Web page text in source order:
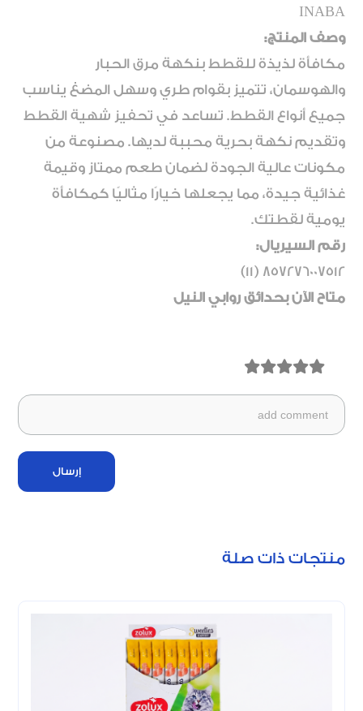
INABA
وصف المنتج:
مكافأة لذيذة للقطط بنكهة مرق الحبار
والهوسمان، تتميز بقوام طري وسهل المضغ يناسب
جميع أنواع القطط. تساعد في تحفيز شهية القطط
وتقديم نكهة بحرية محببة لديها. مصنوعة من
مكونات عالية الجودة لضمان طعم ممتاز وقيمة
غذائية جيدة، مما يجعلها خيارًا مثاليًا كمكافأة
يومية لقطتك.
رقم السيريال:
857276007512 (11)
متاح الآن بحدائق روابي النيل
إرسال
منتجات ذات صلة